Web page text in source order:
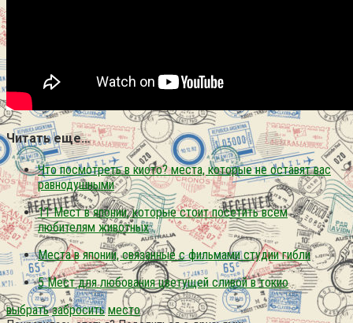
Читать еще…
Что посмотреть в киото? места, которые не оставят вас
равнодушными
11 Мест в японии, которые стоит посетить всем
любителям животных
Места в японии, связанные с фильмами студии гибли
5 Мест для любования цветущей сливой в токио
выбрать забросить место